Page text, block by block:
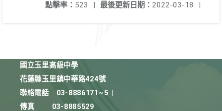
最後更新日期： 2022-03-18 |
點擊率： 523 |
國立玉里高級中學
花蓮縣玉里鎮中華路424號
聯絡電話
03-8886171~5
傳真
03-8885529